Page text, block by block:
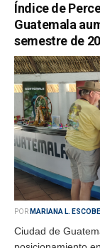
Índice de
Guatemala
semestre de
POR MARIANA L.
Ciudad de